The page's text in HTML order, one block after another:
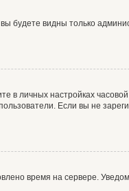
вы будете видны только
в личных настройках
Если вы не
время на сервере.